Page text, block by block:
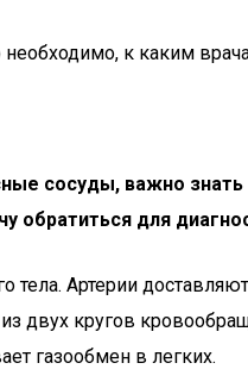
к каким
сосуды, важно
обратиться для
Артерии
двух кругов
газообмен в легких.